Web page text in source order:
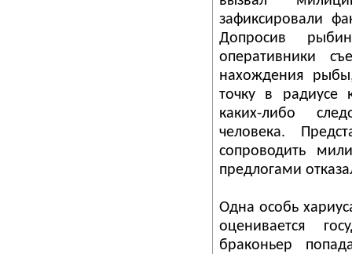
зафиксировали
Допросив
оперативники
нахождения
точку в радиусе
каких-либо
человека.
сопроводить
предлогами
Одна особь
оценивается
браконьер